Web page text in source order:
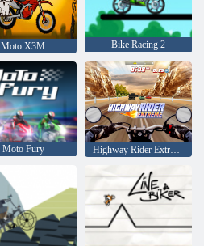
Moto X3M Bike Racing 2
Moto Fury Highway Rider Extreme